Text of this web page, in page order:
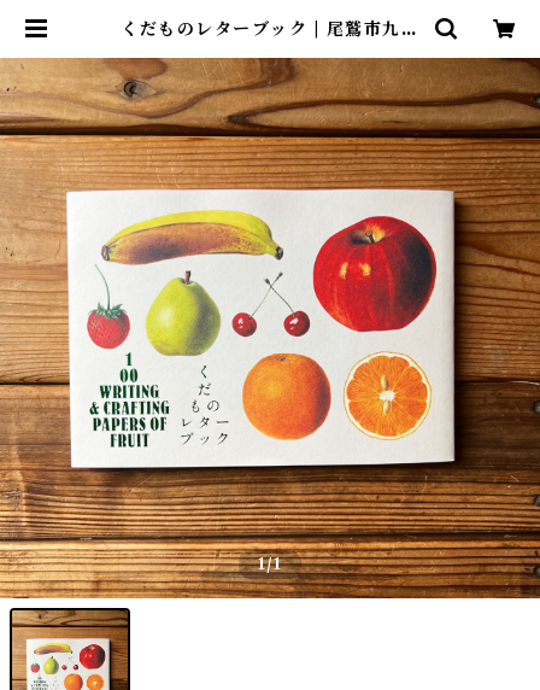
くだものレターブック | 尾鷲市九鬼
1/1